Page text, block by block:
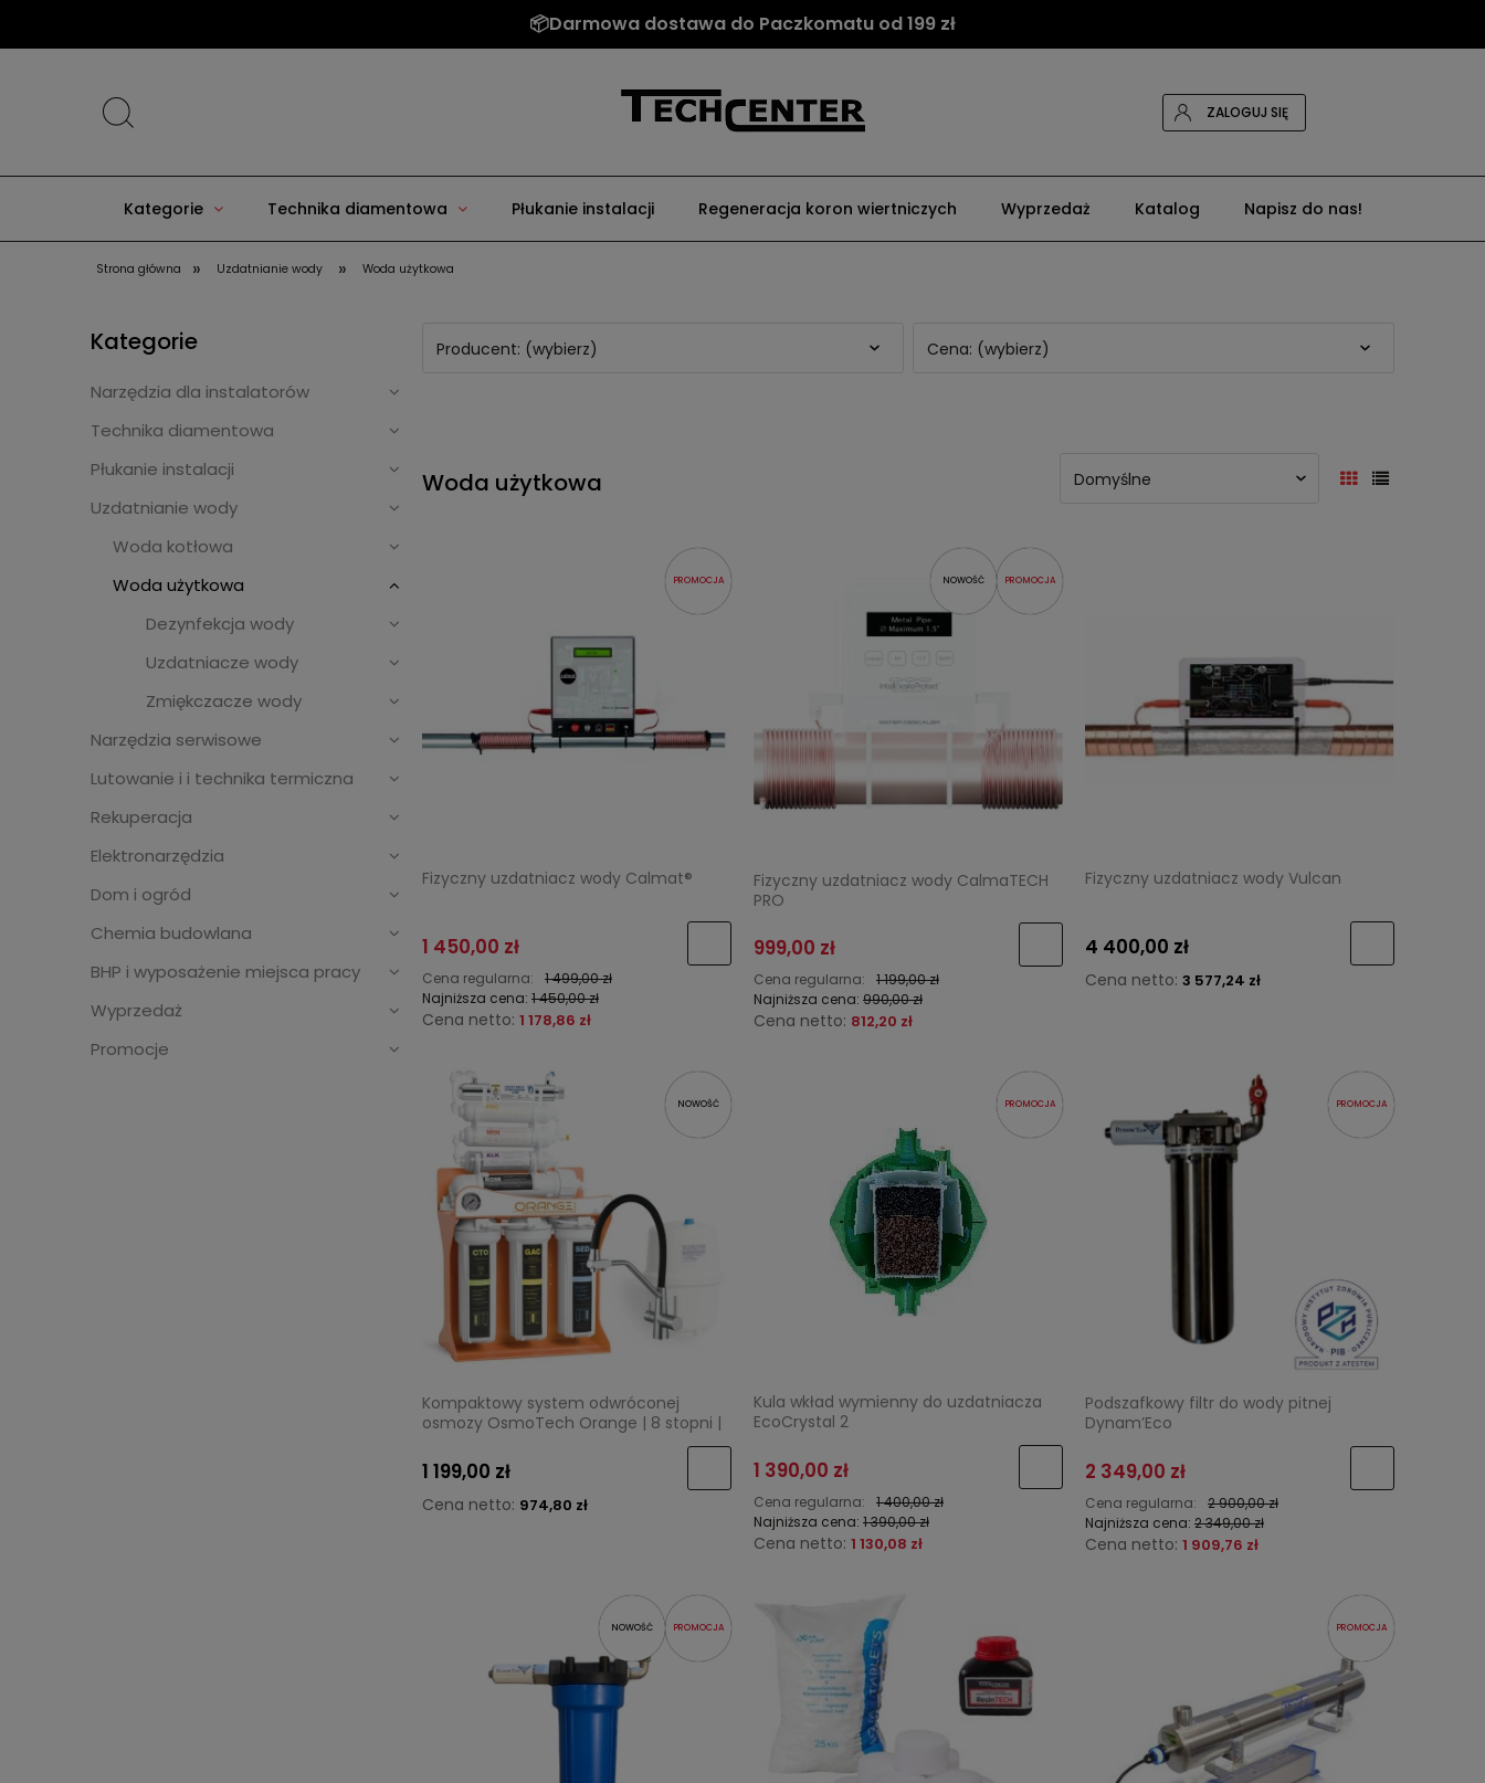
📦Darmowa dostawa do Paczkomatu od 199 zł
ZALOGUJ SIĘ
Kategorie Technika diamentowa Płukanie instalacji Regeneracja koron wiertniczych Wyprzedaż Katalog Napisz do nas!
Strona główna » Uzdatnianie wody » Woda użytkowa
Kategorie
Narzędzia dla instalatorów
Technika diamentowa
Płukanie instalacji
Uzdatnianie wody
Woda kotłowa
Woda użytkowa
Dezynfekcja wody
Uzdatniacze wody
Zmiękczacze wody
Narzędzia serwisowe
Lutowanie i i technika termiczna
Rekuperacja
Elektronarzędzia
Dom i ogród
Chemia budowlana
BHP i wyposażenie miejsca pracy
Wyprzedaż
Promocje
Producent: (wybierz) Cena: (wybierz)
Woda użytkowa
Fizyczny uzdatniacz wody Calmat®
1 450,00 zł
Cena regularna:
1 499,00 zł
Najniższa cena: 1 450,00 zł
Cena netto: 1 178,86 zł
PROMOCJA
Fizyczny uzdatniacz wody CalmaTECH
PRO
999,00 zł
Cena regularna:
1 199,00 zł
Najniższa cena: 990,00 zł
Cena netto: 812,20 zł
PROMOCJA
NOWOŚĆ
Fizyczny uzdatniacz wody Vulcan
4 400,00 zł
Cena netto: 3 577,24 zł
Kompaktowy system odwróconej
osmozy OsmoTech Orange | 8 stopni |
1 199,00 zł
Cena netto: 974,80 zł
NOWOŚĆ
Kula wkład wymienny do uzdatniacza
EcoCrystal 2
1 390,00 zł
Cena regularna:
1 400,00 zł
Najniższa cena: 1 390,00 zł
Cena netto: 1 130,08 zł
PROMOCJA
Podszafkowy filtr do wody pitnej
Dynam’Eco
2 349,00 zł
Cena regularna:
2 900,00 zł
Najniższa cena: 2 349,00 zł
Cena netto: 1 909,76 zł
PROMOCJA
PROMOCJA
NOWOŚĆ PROMOCJA